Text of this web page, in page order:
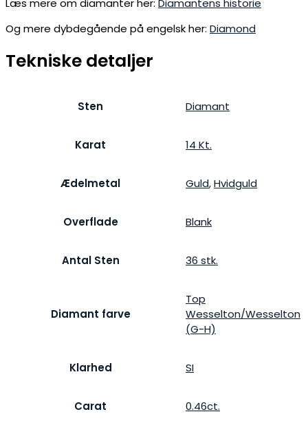
Og mere dybdegående på engelsk her: Diamond
Tekniske detaljer
Sten Diamant
Karat 14 Kt.
Ædelmetal Guld,Hvidguld
Overflade Blank
Antal Sten 36 stk.
Diamant farve
Top
Wesselton/Wesselton
(G-H)
Klarhed SI
Carat 0.46ct.